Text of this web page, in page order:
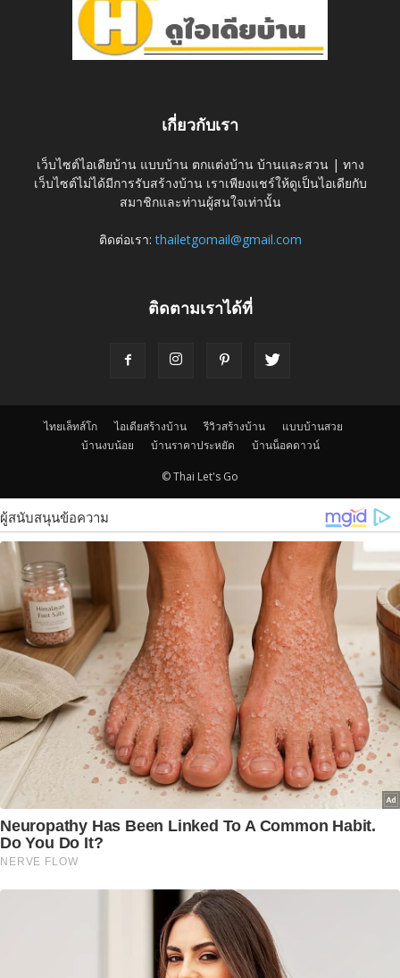
เกี่ยวกับเรา
เว็บไซต์ไอเดียบ้าน แบบบ้าน ตกแต่งบ้าน บ้านและสวน | ทาง
เว็บไซต์ไม่ได้มีการรับสร้างบ้าน เราเพียงแชร์ให้ดูเป็นไอเดียกับ
สมาชิกและท่านผู้สนใจเท่านั้น
ติดต่อเรา:thailetgomail@gmail.com
ติดตามเราได้ที่
ไทยเล็ทส์โก ไอเดียสร้างบ้าน รีวิวสร้างบ้าน
แบบบ้านสวย
บ้านงบน้อย
บ้านราคาประหยัด บ้านน็อคดาวน์
© Thai Let's Go